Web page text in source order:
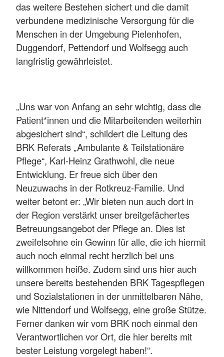
das weitere Bestehen sichert und die damit
verbundene medizinische Versorgung für die
Menschen in der Umgebung Pielenhofen,
Duggendorf, Pettendorf und Wolfsegg auch
langfristig gewährleistet.
„Uns war von Anfang an sehr wichtig, dass die
Patient*innen und die Mitarbeitenden weiterhin
abgesichert sind“, schildert die Leitung des
BRK Referats „Ambulante & Teilstationäre
Pflege“, Karl-Heinz Grathwohl, die neue
Entwicklung. Er freue sich über den
Neuzuwachs in der Rotkreuz-Familie. Und
weiter betont er: „Wir bieten nun auch dort in
der Region verstärkt unser breitgefächertes
Betreuungsangebot der Pflege an. Dies ist
zweifelsohne ein Gewinn für alle, die ich hiermit
auch noch einmal recht herzlich bei uns
willkommen heiße. Zudem sind uns hier auch
unsere bereits bestehenden BRK Tagespflegen
und Sozialstationen in der unmittelbaren Nähe,
wie Nittendorf und Wolfsegg, eine große Stütze.
Ferner danken wir vom BRK noch einmal den
Verantwortlichen vor Ort, die hier bereits mit
bester Leistung vorgelegt haben!“.